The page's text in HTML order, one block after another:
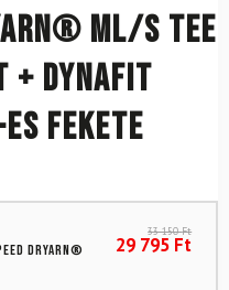
ML/S TEE
DYNAFIT
Fekete
​​​​​Dryarn®
33 150Ft
29 795 Ft